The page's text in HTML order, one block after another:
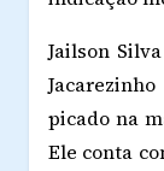
Jailson
picado na
Ele conta